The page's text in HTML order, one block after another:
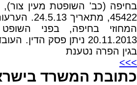
45422,
המחוזי בחיפה, בפני
20.11.2013 ניתן פסק
בגין הפרה נטענת
>>>
כתובת המשרד